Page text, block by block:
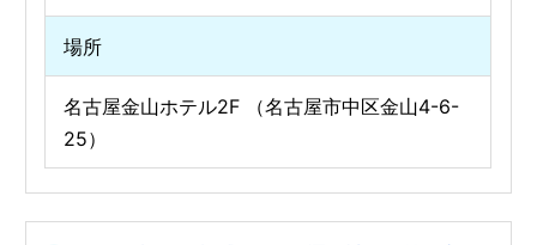
場所
名古屋金山ホテル2F （名古屋市中区金山4-6-
25）